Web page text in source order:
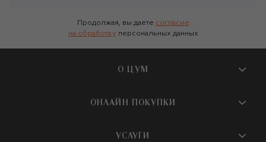
Продолжая, вы даете согласие
на обработку персональных данных
О ЦУМ
О магазине
Бутики и ПВЗ ЦУМ
ОНЛАЙН ПОКУПКИ
УСЛУГИ